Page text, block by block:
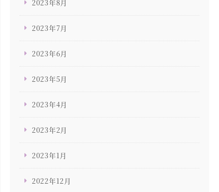
2023年8月
2023年7月
2023年6月
2023年5月
2023年4月
2023年2月
2023年1月
2022年12月